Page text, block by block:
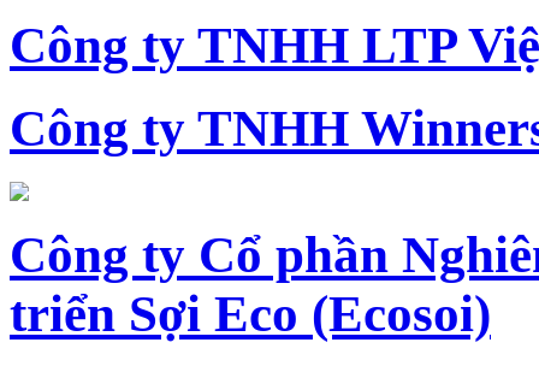
Công ty TNHH LTP
Công ty TNHH
Công ty Cổ phần
triển Sợi Eco (Ecosoi)